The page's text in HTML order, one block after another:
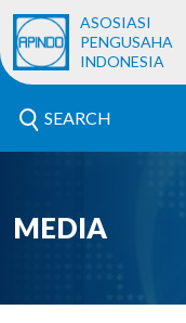
ASOSIASI
PENGUSAHA
INDONESIA
SEARCH
MEDIA